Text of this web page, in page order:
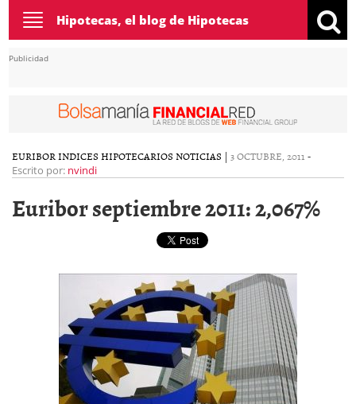
Toggle
navigation
Hipotecas, el blog de Hipotecas
Publicidad
EURIBORINDICES HIPOTECARIOS NOTICIAS | 3 OCTUBRE, 2011 -
Escrito por: nvindi
Euribor septiembre 2011: 2,067%